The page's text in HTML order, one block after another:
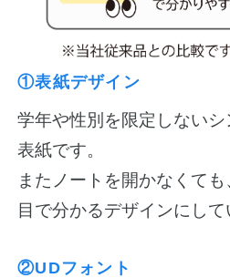
①表紙デザイン
学年や性別を限定しない
表紙です。
またノートを開かなくて
目で分かるデザインにして
②UDフォント